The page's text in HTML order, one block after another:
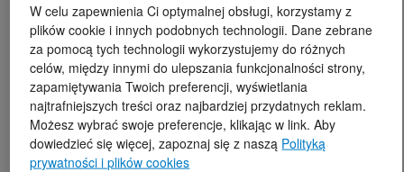
W celu zapewnienia Ci optymalnej obsługi, korzystamy z
plików cookie i innych podobnych technologii. Dane zebrane
za pomocą tych technologii wykorzystujemy do różnych
celów, między innymi do ulepszania funkcjonalności strony,
zapamiętywania Twoich preferencji, wyświetlania
najtrafniejszych treści oraz najbardziej przydatnych reklam.
Możesz wybrać swoje preferencje, klikając w link. Aby
dowiedzieć się więcej, zapoznaj się z naszą Polityką
prywatności i plików cookies